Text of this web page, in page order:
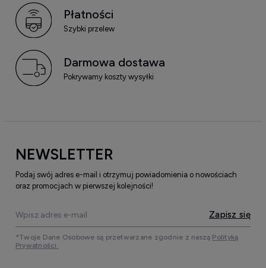
Płatności
Szybki przelew
Darmowa dostawa
Pokrywamy koszty wysyłki
NEWSLETTER
Podaj swój adres e-mail i otrzymuj powiadomienia o nowościach
oraz promocjach w pierwszej kolejności!
Zapisz się
*Twoje Dane Osobowe są przetwarzane zgodnie z naszą Polityką
Prywatności.